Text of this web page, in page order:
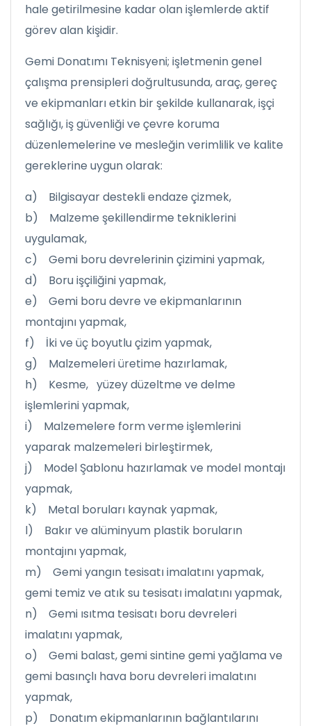
hale getirilmesine kadar olan işlemlerde aktif
görev alan kişidir.
Gemi Donatımı Teknisyeni; işletmenin genel
çalışma prensipleri doğrultusunda, araç, gereç
ve ekipmanları etkin bir şekilde kullanarak, işçi
sağlığı, iş güvenliği ve çevre koruma
düzenlemelerine ve mesleğin verimlilik ve kalite
gereklerine uygun olarak:
a) Bilgisayar destekli endaze çizmek,
b) Malzeme şekillendirme tekniklerini
uygulamak,
c) Gemi boru devrelerinin çizimini yapmak,
d) Boru işçiliğini yapmak,
e) Gemi boru devre ve ekipmanlarının
montajını yapmak,
f) İki ve üç boyutlu çizim yapmak,
g) Malzemeleri üretime hazırlamak,
h) Kesme, yüzey düzeltme ve delme
işlemlerini yapmak,
i) Malzemelere form verme işlemlerini
yaparak malzemeleri birleştirmek,
j) Model Şablonu hazırlamak ve model montajı
yapmak,
k) Metal boruları kaynak yapmak,
l) Bakır ve alüminyum plastik boruların
montajını yapmak,
m) Gemi yangın tesisatı imalatını yapmak,
gemi temiz ve atık su tesisatı imalatını yapmak,
n) Gemi ısıtma tesisatı boru devreleri
imalatını yapmak,
o) Gemi balast, gemi sintine gemi yağlama ve
gemi basınçlı hava boru devreleri imalatını
yapmak,
p) Donatım ekipmanlarının bağlantılarını